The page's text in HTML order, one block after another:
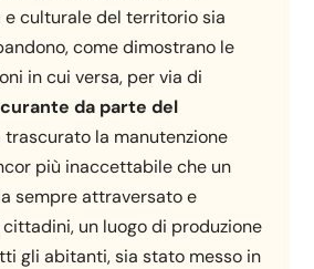
culturale del territorio sia
come dimostrano le
in cui versa, per via di
da parte del
trascurato la manutenzione
più inaccettabile che un
sempre attraversato e
un luogo di produzione
gli abitanti, sia stato messo in